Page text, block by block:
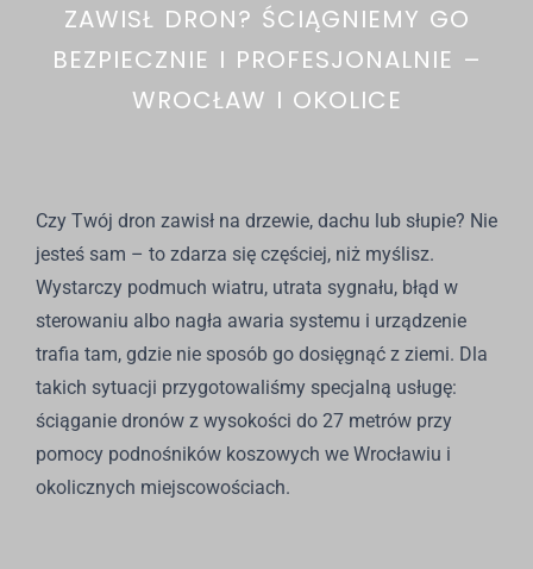
ZAWISŁ DRON? ŚCIĄGNIEMY GO
BEZPIECZNIE I PROFESJONALNIE –
WROCŁAW I OKOLICE
Czy Twój dron zawisł na drzewie, dachu lub słupie? Nie
jesteś sam – to zdarza się częściej, niż myślisz.
Wystarczy podmuch wiatru, utrata sygnału, błąd w
sterowaniu albo nagła awaria systemu i urządzenie
trafia tam, gdzie nie sposób go dosięgnąć z ziemi. Dla
takich sytuacji przygotowaliśmy specjalną usługę:
ściąganie dronów z wysokości do 27 metrów przy
pomocy podnośników koszowych we Wrocławiu i
okolicznych miejscowościach.